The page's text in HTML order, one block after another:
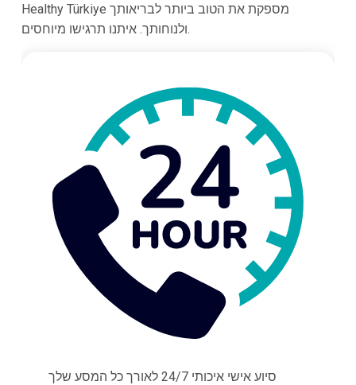
Healthy Türkiye מספקת את הטוב ביותר לבריאותך
ולנוחותך. איתנו תרגישו מיוחסים.
סיוע אישי איכותי 24/7 לאורך כל המסע שלך